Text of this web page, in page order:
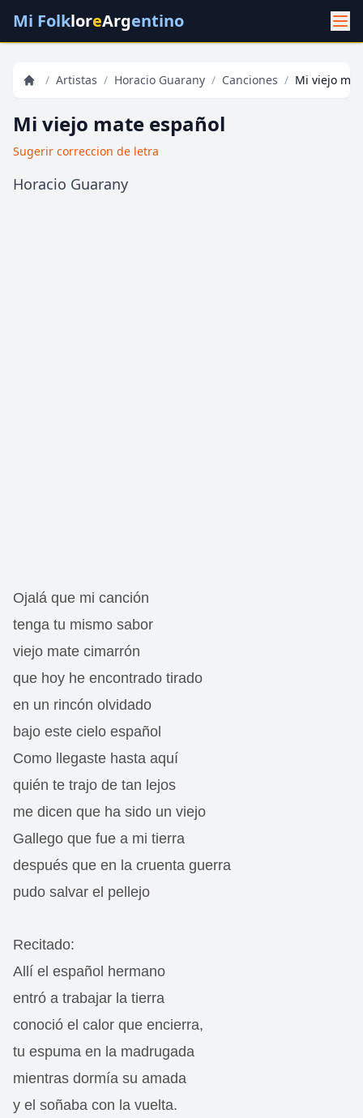
Mi FolkloreArgentino
/ Artistas / Horacio Guarany / Canciones / Mi viejo
Mi viejo mate español
Sugerir correccion de letra
Horacio Guarany
Ojalá que mi canción
tenga tu mismo sabor
viejo mate cimarrón
que hoy he encontrado tirado
en un rincón olvidado
bajo este cielo español
Como llegaste hasta aquí
quién te trajo de tan lejos
me dicen que ha sido un viejo
Gallego que fue a mi tierra
después que en la cruenta guerra
pudo salvar el pellejo
Recitado:
Allí el español hermano
entró a trabajar la tierra
conoció el calor que encierra,
tu espuma en la madrugada
mientras dormía su amada
y el soñaba con la vuelta.